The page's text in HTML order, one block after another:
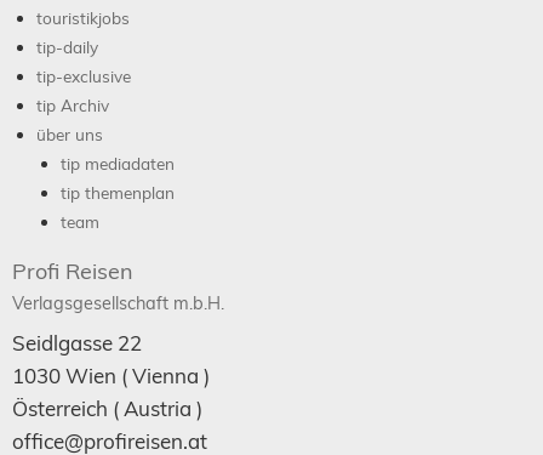
touristikjobs
tip-daily
tip-exclusive
tip Archiv
über uns
tip mediadaten
tip themenplan
team
Profi Reisen
Verlagsgesellschaft m.b.H.
Seidlgasse 22
1030Wien ( Vienna )
Österreich ( Austria )
office@profireisen.at